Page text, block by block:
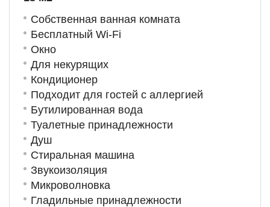
Собственная ванная комната
Бесплатный Wi-Fi
Окно
Для некурящих
Кондиционер
Подходит для гостей с аллергией
Бутилированная вода
Туалетные принадлежности
Душ
Стиральная машина
Звукоизоляция
Микроволновка
Гладильные принадлежности